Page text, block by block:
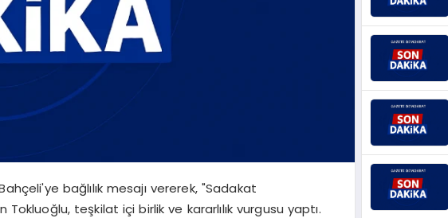
bağlılık mesajı vererek, "Sadakat
teşkilat içi birlik ve kararlılık vurgusu yaptı.